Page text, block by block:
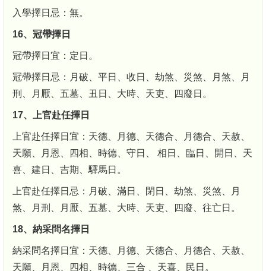
入學擇日忌：無。
16、冠帶擇日
冠帶擇日宜：定日。
冠帶擇日忌：月破、平日、收日、劫煞、災煞、月煞、月
刑、月厭、五墓、丑日、大時、天吏、四廢日。
17、上官赴任擇日
上官赴任擇日宜：天德、月德、天德合、月德合、天赦、
天願、月恩、四相、時德、守日、 相日、臨日、開日、天
喜、建日、吉期、驛馬日。
上官赴任擇日忌：月破、滿日、閉日、劫煞、災煞、月
煞、月刑、月厭、五墓、大時、天吏、四廢、往亡日。
18、納采問名擇日
納采問名擇日宜：天德、月德、天德合、月德合、天赦、
天願、月恩、四相、時德、三合 、天喜、民日。